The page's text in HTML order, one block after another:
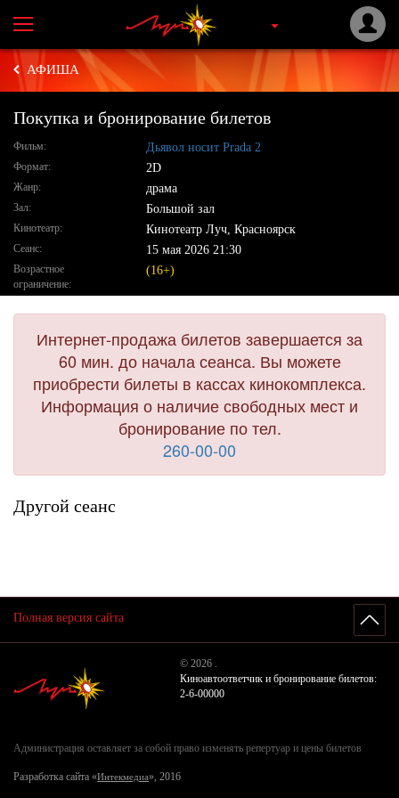
АФИША
Покупка и бронирование билетов
Фильм:
Формат:
Жанр:
Зал:
Кинотеатр:
Сеанс:
Возрастное
ограничение:
Дьявол носит Prada 2
2D
драма
Большой зал
Кинотеатр Луч, Красноярск
15 мая 2026 21:30
(16+)
Интернет-продажа билетов завершается за
60 мин. до начала сеанса. Вы можете
приобрести билеты в кассах кинокомплекса.
Информация о наличие свободных мест и
бронирование по тел.
260-00-00
Другой сеанс
Полная версия сайта
© 2026 .
Киноавтоответчик и бронирование билетов:
2-6-00000
Администрация оставляет за собой право изменять репертуар и цены билетов
Разработка сайта «Интекмедиа», 2016